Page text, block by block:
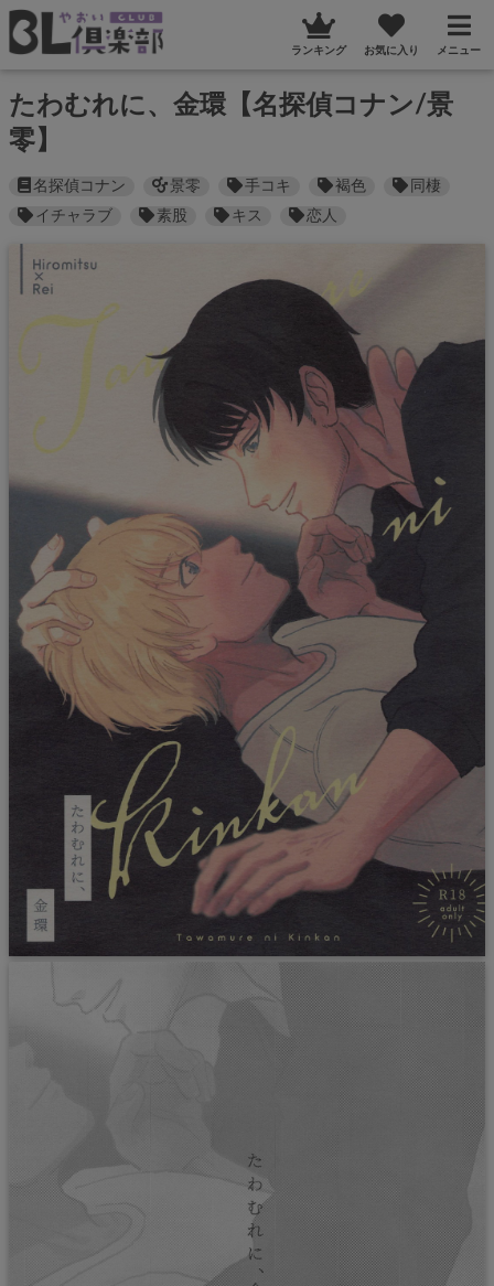
ランキング お気に入り メニュー
たわむれに、金環【名探偵コナン/景
零】
名探偵コナン 景零 手コキ 褐色
同棲
イチャラブ
素股 キス 恋人